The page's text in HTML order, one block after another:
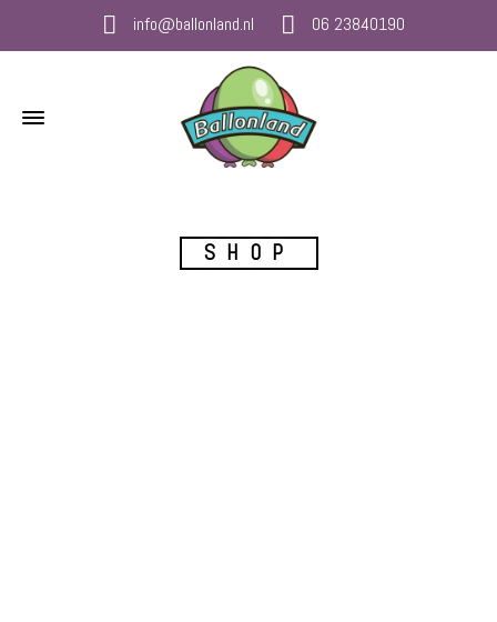
info@ballonland.nl 06 23840190
SHOP